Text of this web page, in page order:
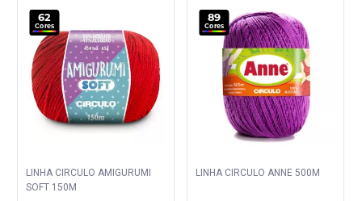
62
Cores
LINHA CIRCULO AMIGURUMI
SOFT 150M
89
Cores
LINHA CIRCULO ANNE 500M